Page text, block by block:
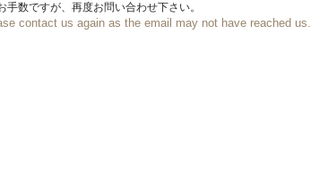
数ですが、再度お問い合わせ下さい。
contact us again as the email may not have reached us.